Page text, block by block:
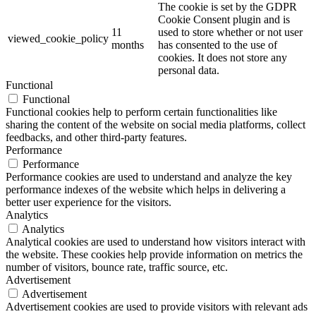
viewed_cookie_policy
11
months
The cookie is set by the GDPR
Cookie Consent plugin and is
used to store whether or not user
has consented to the use of
cookies. It does not store any
personal data.
Functional
Functional
Functional cookies help to perform certain functionalities like
sharing the content of the website on social media platforms, collect
feedbacks, and other third-party features.
Performance
Performance
Performance cookies are used to understand and analyze the key
performance indexes of the website which helps in delivering a
better user experience for the visitors.
Analytics
Analytics
Analytical cookies are used to understand how visitors interact with
the website. These cookies help provide information on metrics the
number of visitors, bounce rate, traffic source, etc.
Advertisement
Advertisement
Advertisement cookies are used to provide visitors with relevant ads